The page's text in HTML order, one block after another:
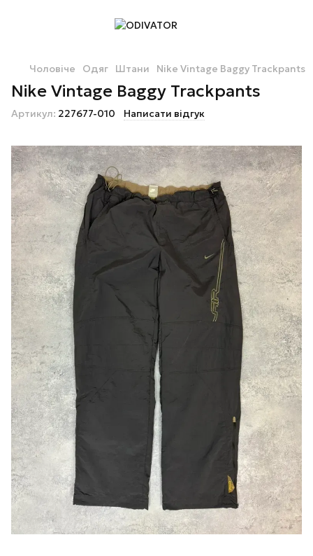
Чоловіче Одяг Штани Nike Vintage Baggy Trackpants
Nike Vintage Baggy Trackpants
Артикул: 227677-010 Написати відгук